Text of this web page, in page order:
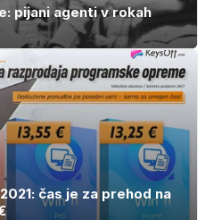
pijani agenti v rokah
čas je za prehod na